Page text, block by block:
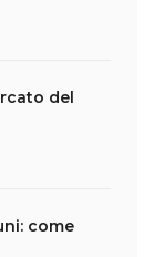
del
come